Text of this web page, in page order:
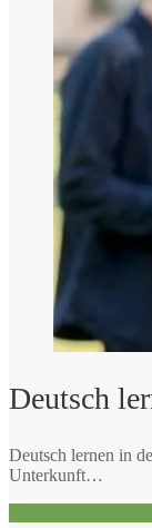
Deutsch
Deutsch lernen in
Unterkunft…